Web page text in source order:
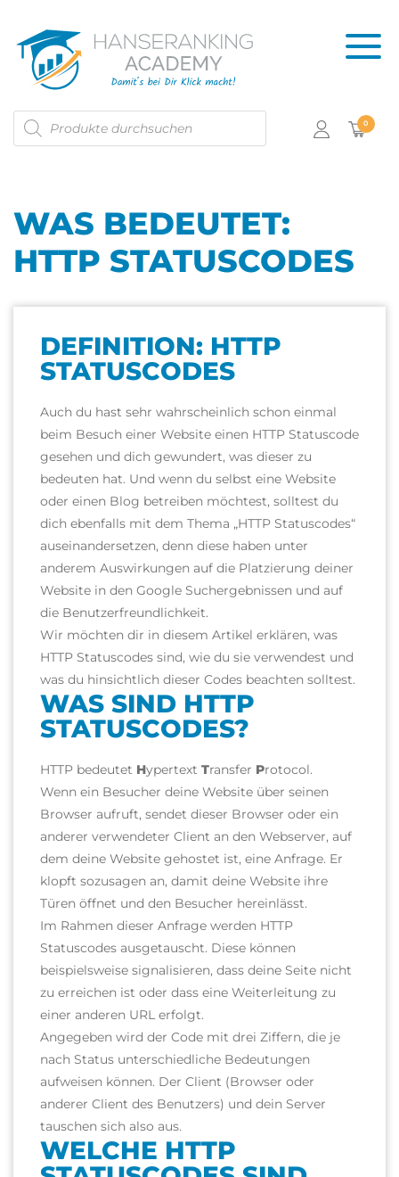
Products
search 0
WAS BEDEUTET:
HTTP STATUSCODES
DEFINITION: HTTP
STATUSCODES
Auch du hast sehr wahrscheinlich schon einmal
beim Besuch einer Website einen HTTP Statuscode
gesehen und dich gewundert, was dieser zu
bedeuten hat. Und wenn du selbst eine Website
oder einen Blog betreiben möchtest, solltest du
dich ebenfalls mit dem Thema „HTTP Statuscodes“
auseinandersetzen, denn diese haben unter
anderem Auswirkungen auf die Platzierung deiner
Website in den Google Suchergebnissen und auf
die Benutzerfreundlichkeit.
Wir möchten dir in diesem Artikel erklären, was
HTTP Statuscodes sind, wie du sie verwendest und
was du hinsichtlich dieser Codes beachten solltest.
WAS SIND HTTP
STATUSCODES?
HTTP bedeutet Hypertext Transfer Protocol.
Wenn ein Besucher deine Website über seinen
Browser aufruft, sendet dieser Browser oder ein
anderer verwendeter Client an den Webserver, auf
dem deine Website gehostet ist, eine Anfrage. Er
klopft sozusagen an, damit deine Website ihre
Türen öffnet und den Besucher hereinlässt.
Im Rahmen dieser Anfrage werden HTTP
Statuscodes ausgetauscht. Diese können
beispielsweise signalisieren, dass deine Seite nicht
zu erreichen ist oder dass eine Weiterleitung zu
einer anderen URL erfolgt.
Angegeben wird der Code mit drei Ziffern, die je
nach Status unterschiedliche Bedeutungen
aufweisen können. Der Client (Browser oder
anderer Client des Benutzers) und dein Server
tauschen sich also aus.
WELCHE HTTP